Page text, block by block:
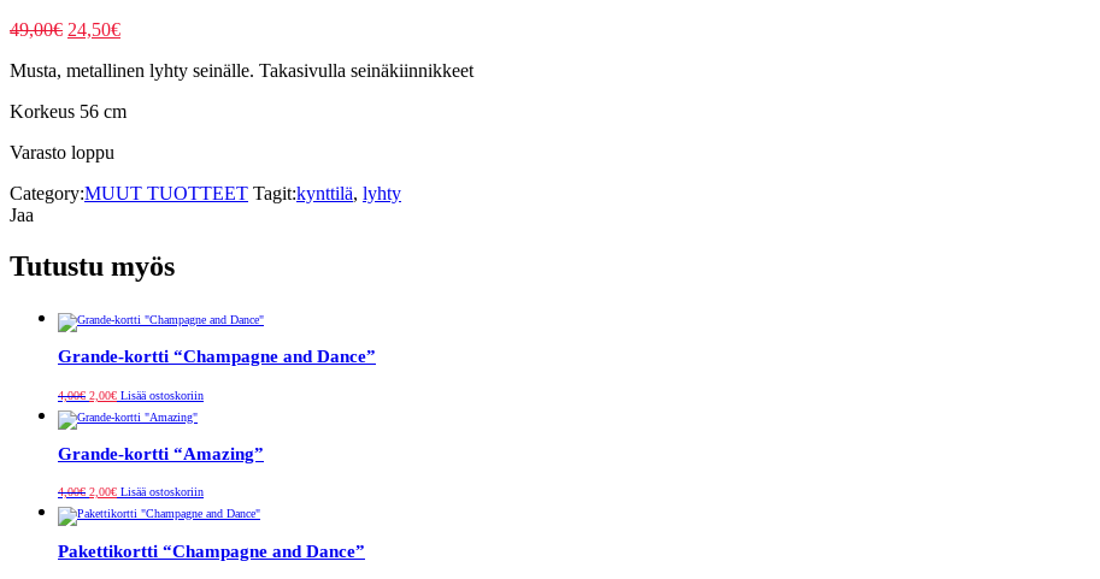
49,00€ Alkuperäinen
oli:
24,50€Nykyinen
on:
Musta, metallinen lyhty seinälle. Takasivulla seinäkiinnikkeet
Korkeus 56 cm
Varasto loppu
Category:MUUT TUOTTEET Tagit:kynttilä, lyhty
Jaa
Tutustu myös
Grande-kortti “Champagne and Dance”
4,00€hinta
oli:
4,00€.
2,00€hinta
on:
2,00€.
Lisää ostoskoriin
Grande-kortti “Amazing”
4,00€
Alkuperäinen
hinta
oli:
2,00€
Nykyinen
hinta
on:
Lisää ostoskoriin
Pakettikortti “Champagne and Dance”